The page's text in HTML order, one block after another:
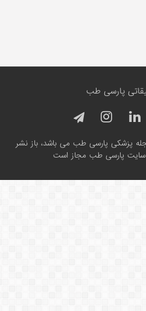
پارسی طب
پزشکی پارسی طب می باشد، باز نشر
سایت پارسی طب مجاز است